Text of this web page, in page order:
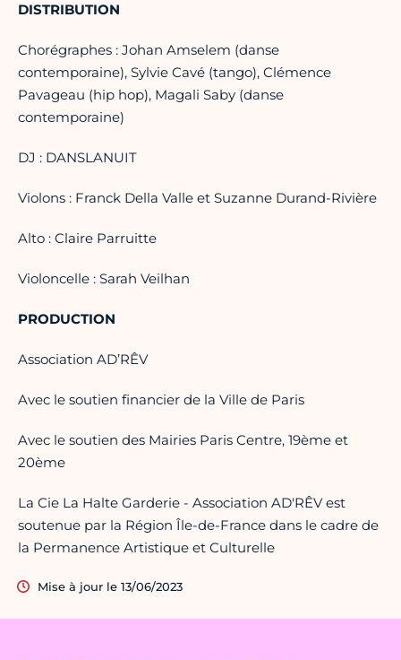
DISTRIBUTION
Chorégraphes : Johan Amselem (danse
contemporaine), Sylvie Cavé (tango), Clémence
Pavageau (hip hop), Magali Saby (danse
contemporaine)
DJ : DANSLANUIT
Violons : Franck Della Valle et Suzanne Durand-Rivière
Alto : Claire Parruitte
Violoncelle : Sarah Veilhan
PRODUCTION
Association AD’RÊV
Avec le soutien financier de la Ville de Paris
Avec le soutien des Mairies Paris Centre, 19ème et
20ème
La Cie La Halte Garderie - Association AD'RÊV est
soutenue par la Région Île-de-France dans le cadre de
la Permanence Artistique et Culturelle
Mise à jour le 13/06/2023